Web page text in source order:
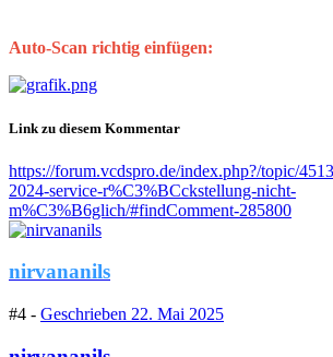
Auto-Scan richtig einfügen:
Link zu diesem Kommentar
https://forum.vcdspro.de/index.php?/topic/
2024-service-r%C3%BCckstellung-nicht-
m%C3%B6glich/#findComment-285800
nirvananils
#4 - Geschrieben 22. Mai 2025